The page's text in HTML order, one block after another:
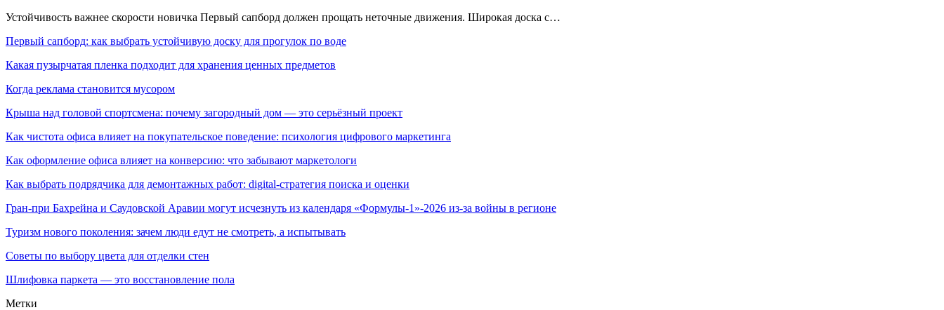
Устойчивость важнее скорости новичка Первый сапборд должен прощать неточные движения. Широкая доска с…
Первый сапборд: как выбрать устойчивую доску для прогулок по воде
Какая пузырчатая пленка подходит для хранения ценных предметов
Когда реклама становится мусором
Крыша над головой спортсмена: почему загородный дом — это серьёзный проект
Как чистота офиса влияет на покупательское поведение: психология цифрового маркетинга
Как оформление офиса влияет на конверсию: что забывают маркетологи
Как выбрать подрядчика для демонтажных работ: digital-стратегия поиска и оценки
Гран-при Бахрейна и Саудовской Аравии могут исчезнуть из календаря «Формулы-1»-2026 из-за войны в регионе
Туризм нового поколения: зачем люди едут не смотреть, а испытывать
Советы по выбору цвета для отделки стен
Шлифовка паркета — это восстановление пола
Метки